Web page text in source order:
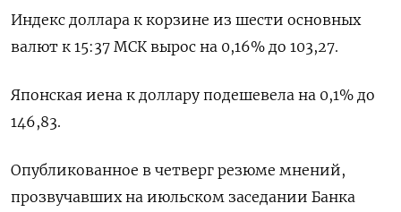
Индекс доллара к корзине из шести основных
валют к 15:37 МСК вырос на 0,16% до 103,27​.
Японская иена к доллару подешевела на 0,1%​ до
146,83.
Опубликованное в четверг резюме мнений,
прозвучавших на июльском заседании Банка